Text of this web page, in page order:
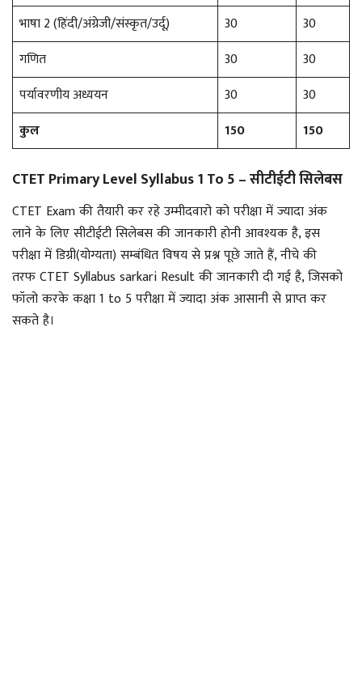
भाषा 2 (हिंदी/अंग्रेजी/संस्कृत/उर्दू)
30
30
गणित
30
30
पर्यावरणीय अध्ययन
30
30
कुल
150 150
CTET Primary Level Syllabus 1 To 5 – सीटीईटी सिलेबस
CTET Exam की तैयारी कर रहे उम्मीदवारो को परीक्षा में ज्यादा अंक
लाने के लिए सीटीईटी सिलेबस की जानकारी होनी आवश्यक है, इस
परीक्षा में डिग्री(योग्यता) सम्बंधित विषय से प्रश्न पूछे जाते हैं, नीचे की
तरफ CTET Syllabus sarkari Result की जानकारी दी गई है, जिसको
फॉलो करके कक्षा 1 to 5 परीक्षा में ज्यादा अंक आसानी से प्राप्त कर
सकते है।